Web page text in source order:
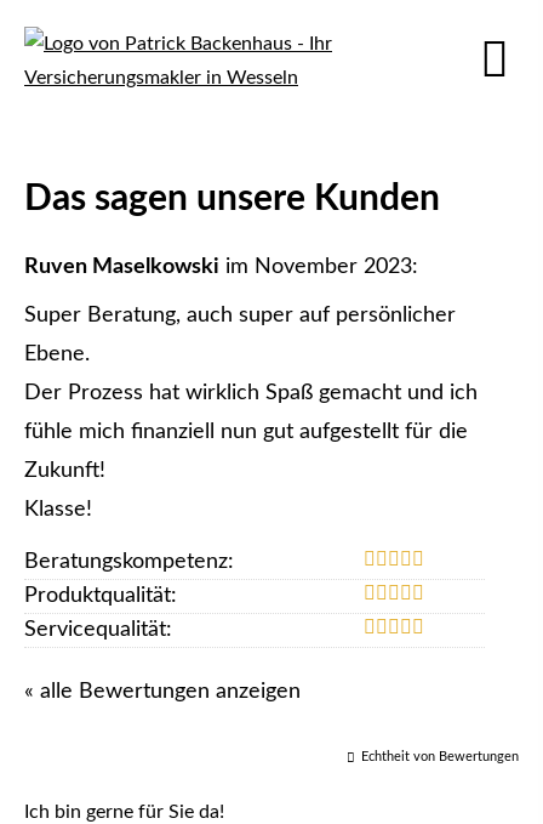
Das sagen unsere Kunden
Ruven Maselkowski im November 2023:
Super Beratung, auch super auf persönlicher
Ebene.
Der Prozess hat wirklich Spaß gemacht und ich
fühle mich finanziell nun gut aufgestellt für die
Zukunft!
Klasse!
Beratungskompetenz:
Produktqualität:
Servicequalität:
« alle Bewertungen anzeigen
Echtheit von Bewertungen
Ich bin gerne für Sie da!